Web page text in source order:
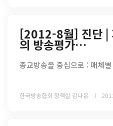
[2012-8월] 진단 |
의 방송평가…
종교방송을 중심으로 : 매체
한국방송협회 정책실 김나은